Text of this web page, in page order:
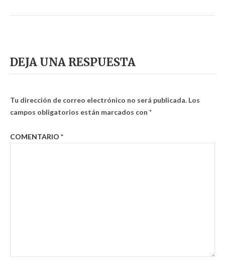
DEJA UNA RESPUESTA
Tu dirección de correo electrónico no será publicada. Los
campos obligatorios están marcados con *
COMENTARIO *